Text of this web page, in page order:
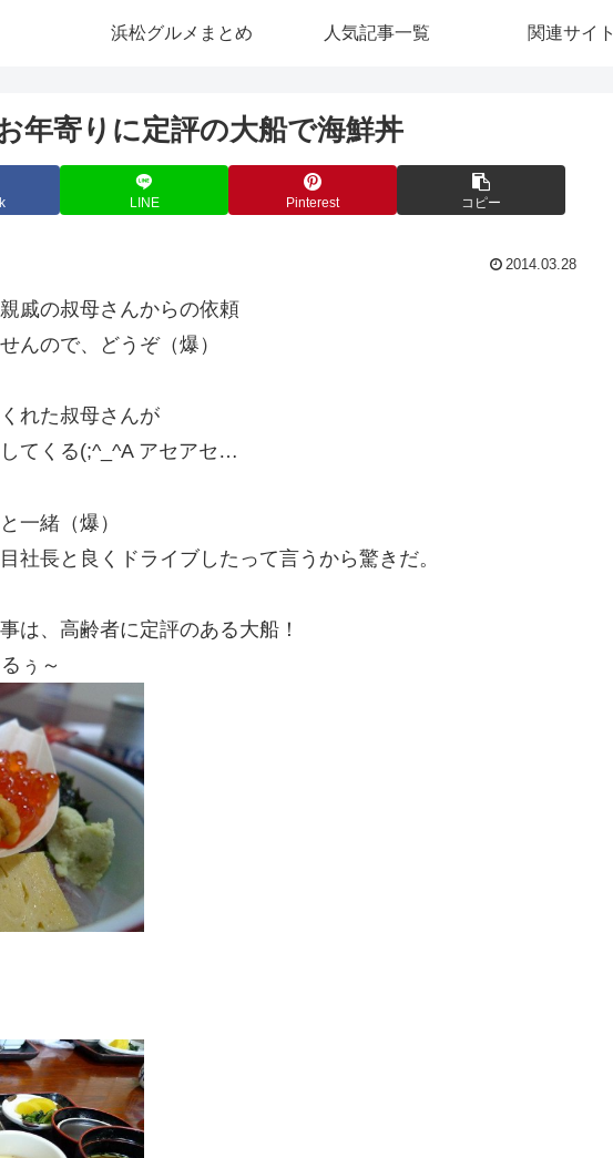
浜松グルメまとめ 人気記事一覧 関連サイト
年寄りに定評の大船で海鮮丼
LINE Pinterest コピー
2014.03.28
戚の叔母さんからの依頼
んので、どうぞ（爆）
れた叔母さんが
てくる(;^_^A アセアセ…
一緒（爆）
社長と良くドライブしたって言うから驚きだ。
は、高齢者に定評のある大船！
ぅ～